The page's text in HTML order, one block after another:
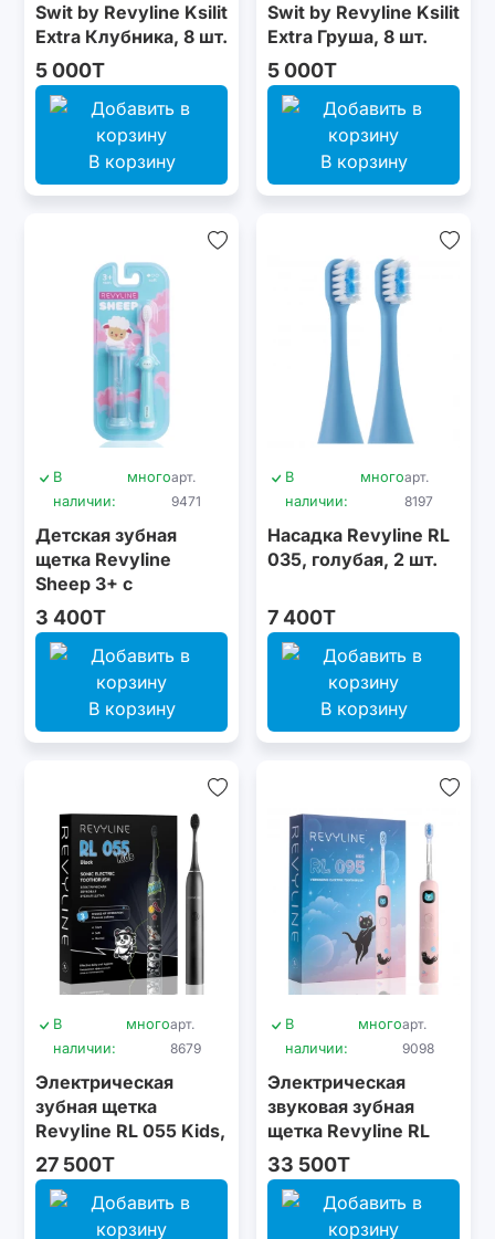
Swit by Revyline Ksilit
Extra Клубника, 8 шт.
5 000T
В корзину
Swit by Revyline Ksilit
Extra Груша, 8 шт.
5 000T
В корзину
В
наличии:
многоарт.
9471
Детская зубная
щетка Revyline
Sheep 3+ с
песочными часами,
голубая
3 400T
В корзину
В
наличии:
многоарт.
8197
Насадка Revyline RL
035, голубая, 2 шт.
7 400T
В корзину
В
наличии:
многоарт.
8679
Электрическая
зубная щетка
Revyline RL 055 Kids,
Black
27 500T
В
наличии:
многоарт.
9098
Электрическая
звуковая зубная
щетка Revyline RL
095 Kids, Pink
33 500T